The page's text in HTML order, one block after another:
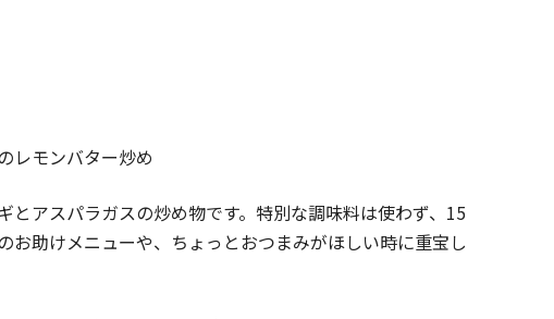
レモンバター炒め
とアスパラガスの炒め物です。特別な調味料は使わず、15
助けメニューや、ちょっとおつまみがほしい時に重宝し